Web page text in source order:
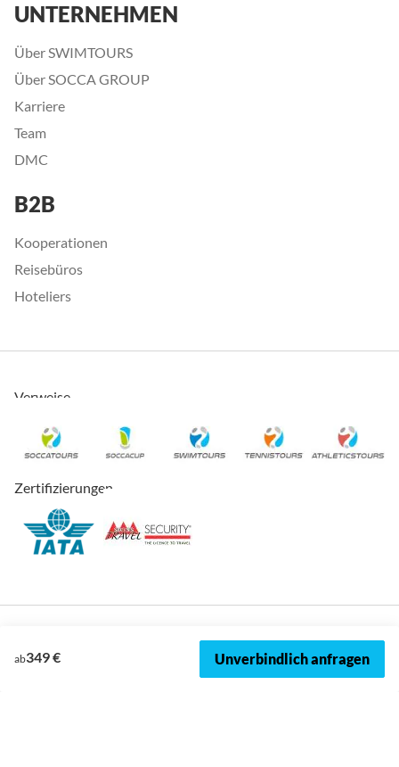
ab349 € Unverbindlich anfragen
UNTERNEHMEN
Über SWIMTOURS
Über SOCCA GROUP
Karriere
Team
DMC
B2B
Kooperationen
Reisebüros
Hoteliers
Verweise
Zertifizierungen